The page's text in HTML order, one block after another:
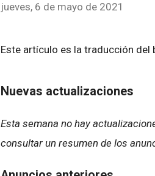
jueves, 6 de mayo de 2021
Este artículo es la traducción del
Nuevas actualizaciones
Esta semana no hay
consultar un resumen de los